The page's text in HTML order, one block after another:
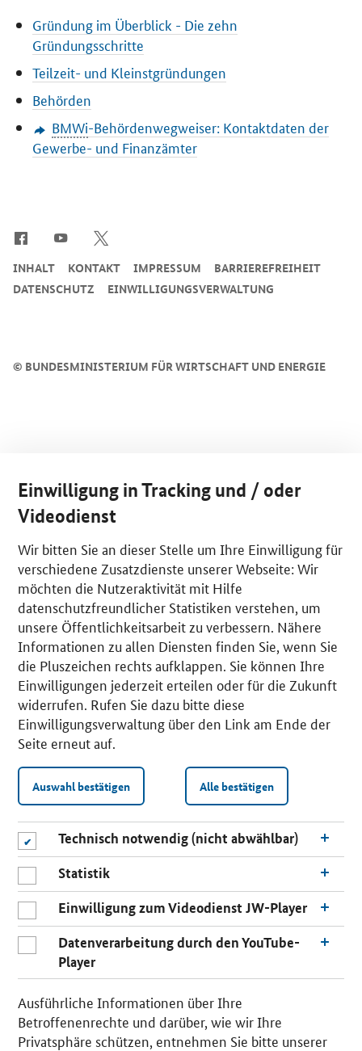
Gründung im Überblick - Die zehn
Gründungsschritte
Teilzeit- und Kleinstgründungen
Behörden
BMWi-Behördenwegweiser: Kontaktdaten der
Gewerbe- und Finanzämter
n
© BUNDESMINISTERIUM FÜR WIRTSCHAFT UND ENERGIE
INHALT KONTAKT IMPRESSUM
BARRIEREFREIHEIT
DATENSCHUTZ
EINWILLIGUNGSVERWALTUNG
Einwilligung in Tracking und / oder
Videodienst
Wir bitten Sie an dieser Stelle um Ihre Einwilligung für
verschiedene Zusatzdienste unserer Webseite: Wir
möchten die Nutzeraktivität mit Hilfe
datenschutzfreundlicher Statistiken verstehen, um
unsere Öffentlichkeitsarbeit zu verbessern. Nähere
Informationen zu allen Diensten finden Sie, wenn Sie
die Pluszeichen rechts aufklappen. Sie können Ihre
Einwilligungen jederzeit erteilen oder für die Zukunft
widerrufen. Rufen Sie dazu bitte diese
Einwilligungsverwaltung über den Link am Ende der
Seite erneut auf.
Auswahl bestätigen Alle bestätigen
Technisch notwendig (nicht abwählbar)
Statistik
Einwilligung zum Videodienst JW-Player
Datenverarbeitung durch den YouTube-
Player
Ausführliche Informationen über Ihre
Betroffenenrechte und darüber, wie wir Ihre
Privatsphäre schützen, entnehmen Sie bitte unserer